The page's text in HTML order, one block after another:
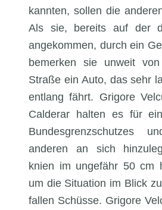
kannten, sollen die
Als sie, bereits auf der
angekommen, durch ein
bemerken sie unweit
Straße ein Auto, das sehr
entlang fährt. Grigore
Calderar halten es für
Bundesgrenzschutzes
anderen an sich
knien im ungefähr 50 cm
um die Situation im Blick
fallen Schüsse. Grigore